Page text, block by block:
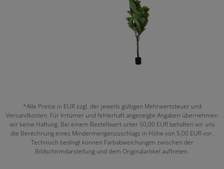
*Alle Preise in EUR zzgl. der jeweils gültigen Mehrwertsteuer und
Versandkosten. Für Irrtümer und fehlerhaft angezeigte Angaben übernehmen
wir keine Haftung. Bei einem Bestellwert unter 50,00 EUR behalten wir uns
die Berechnung eines Mindermengenzuschlags in Höhe von 5,00 EUR vor.
Technisch bedingt können Farbabweichungen zwischen der
Bildschirmdarstellung und dem Originalartikel auftreten.